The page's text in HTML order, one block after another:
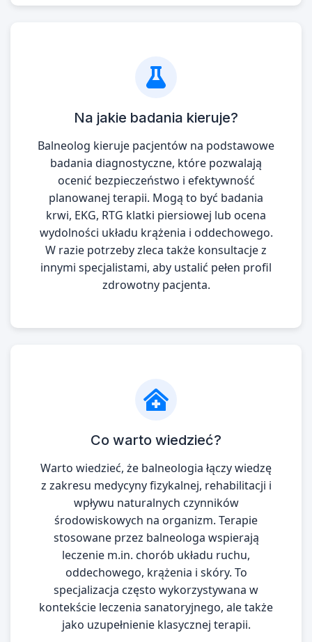
Na jakie badania kieruje?
Balneolog kieruje pacjentów na podstawowe
badania diagnostyczne, które pozwalają
ocenić bezpieczeństwo i efektywność
planowanej terapii. Mogą to być badania
krwi, EKG, RTG klatki piersiowej lub ocena
wydolności układu krążenia i oddechowego.
W razie potrzeby zleca także konsultacje z
innymi specjalistami, aby ustalić pełen profil
zdrowotny pacjenta.
Co warto wiedzieć?
Warto wiedzieć, że balneologia łączy wiedzę
z zakresu medycyny fizykalnej, rehabilitacji i
wpływu naturalnych czynników
środowiskowych na organizm. Terapie
stosowane przez balneologa wspierają
leczenie m.in. chorób układu ruchu,
oddechowego, krążenia i skóry. To
specjalizacja często wykorzystywana w
kontekście leczenia sanatoryjnego, ale także
jako uzupełnienie klasycznej terapii.